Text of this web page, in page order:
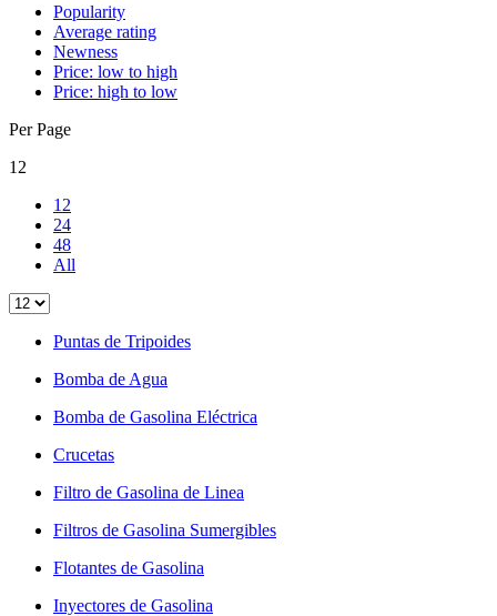
Popularity
Average rating
Newness
Price: low to high
Price: high to low
Per Page
12
12
24
48
All
Puntas de Tripoides
Bomba de Agua
Bomba de Gasolina Eléctrica
Crucetas
Filtro de Gasolina de Linea
Filtros de Gasolina Sumergibles
Flotantes de Gasolina
Inyectores de Gasolina